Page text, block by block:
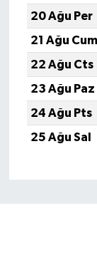
20 Ağu Per
21 Ağu Cum
22 Ağu Cts
23 Ağu Paz
24 Ağu Pts
25 Ağu Sal